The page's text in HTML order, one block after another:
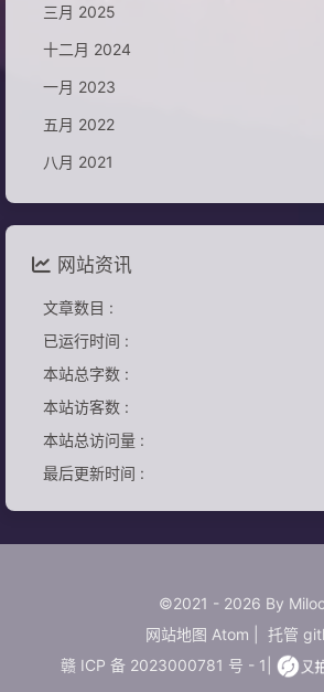
三月 2025
十二月 2024
一月 2023
五月 2022
八月 2021
网站资讯
文章数目 :
已运行时间 :
本站总字数 :
本站访客数 :
本站总访问量 :
最后更新时间 :
©2021 - 2026 By
网站地图 Atom 托管
赣 ICP 备 2023000781 号 - 1